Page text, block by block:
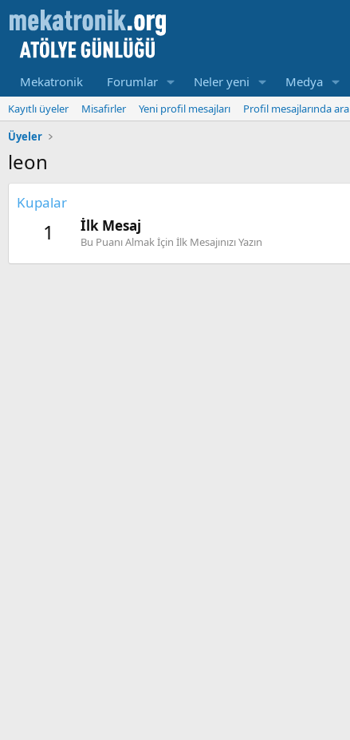
Mekatronik Forumlar Neler yeni Medya
Kayıtlı üyeler Misafirler Yeni profil mesajları
Profil mesajlarında ara
Üyeler
leon
Kupalar
1 İlk Mesaj
Bu Puanı Almak İçin İlk Mesajınızı Yazın